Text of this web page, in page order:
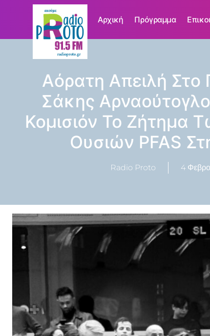
Αρχική Πρόγραμμα
Αόρατη Απειλή Στο
Σάκης
Κομισιόν Το Ζήτημα
Ουσιών PFAS
Radio Proto 4